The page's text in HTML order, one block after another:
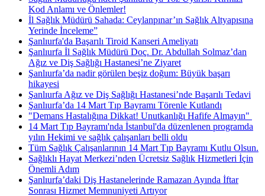
Kod Anlamı ve Önlemler!
İl Sağlık Müdürü Sahada: Ceylanpınar’ın Sağlık Altyapısına
Yerinde İnceleme”
Şanlıurfa'da Başarılı Tiroid Kanseri Ameliyatı
Şanlıurfa İl Sağlık Müdürü Doç. Dr. Abdullah Solmaz’dan
Ağız ve Diş Sağlığı Hastanesi’ne Ziyaret
Şanlıurfa’da nadir görülen beşiz doğum: Büyük başarı
hikayesi
Şanlıurfa Ağız ve Diş Sağlığı Hastanesi’nde Başarılı Tedavi
Şanlıurfa’da 14 Mart Tıp Bayramı Törenle Kutlandı
"Demans Hastalığına Dikkat! Unutkanlığı Hafife Almayın" ​
14 Mart Tıp Bayramı'nda İstanbul'da düzenlenen programda
yılın Hekimi ve sağlık çalışanları belli oldu
Tüm Sağlık Çalışanlarının 14 Mart Tıp Bayramı Kutlu Olsun.
Sağlıklı Hayat Merkezi’nden Ücretsiz Sağlık Hizmetleri İçin
Önemli Adım
Şanlıurfa’daki Diş Hastanelerinde Ramazan Ayında İftar
Sonrası Hizmet Memnuniyeti Artıyor